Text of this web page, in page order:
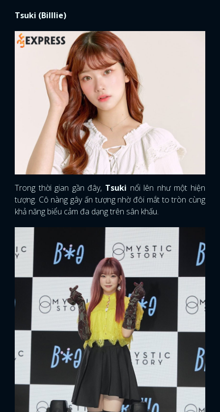
Tsuki (Billlie)
Trong thời gian gần đây, Tsuki nổi lên như một hiện
tượng. Cô nàng gây ấn tượng nhờ đôi mắt to tròn cùng
khả năng biểu cảm đa dạng trên sân khấu.